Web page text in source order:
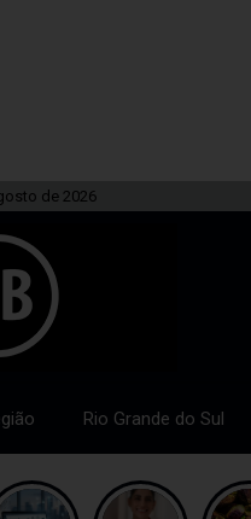
de 2026
Rio Grande do Sul